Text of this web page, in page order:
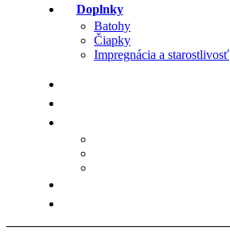
Doplnky
Batohy
Čiapky
Impregnácia a starostlivosť